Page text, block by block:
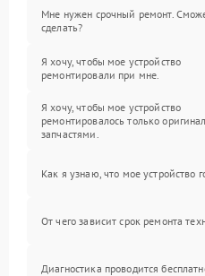
Мне нужен срочный ремонт.
сделать?
Я хочу, чтобы мое устройство
ремонтировали при мне.
Я хочу, чтобы мое устройство
ремонтировалось только
запчастями.
Как я узнаю, что мое устройство
От чего зависит срок ремонта
Диагностика проводится